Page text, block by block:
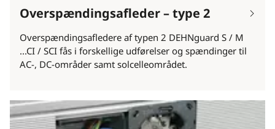
Overspændingsafleder – type 2
Overspændingsafledere af typen 2 DEHNguard S / M
...CI / SCI fås i forskellige udførelser og spændinger til
AC-, DC-områder samt solcelleområdet.